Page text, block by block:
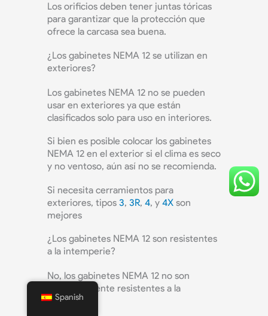
Los orificios deben tener juntas tóricas
para garantizar que la protección que
ofrece la carcasa sea buena.
¿Los gabinetes NEMA 12 se utilizan en
exteriores?
Los gabinetes NEMA 12 no se pueden
usar en exteriores ya que están
clasificados solo para uso en interiores.
Si bien es posible colocar los gabinetes
NEMA 12 en el exterior si el clima es seco
y no ventoso, aún así no se recomienda.
Si necesita cerramientos para
exteriores, tipos 3, 3R, 4, y 4X son
mejores
¿Los gabinetes NEMA 12 son resistentes
a la intemperie?
No, los gabinetes NEMA 12 no son
completamente resistentes a la
intemperie.
Spanish